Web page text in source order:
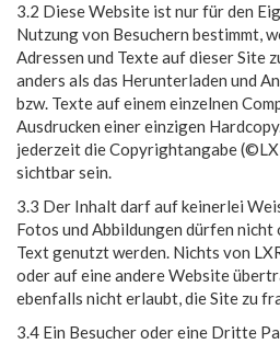
3.2 Diese Website ist nur für den
Nutzung von Besuchern bestimmt,
Adressen und Texte auf dieser Site
anders als das Herunterladen und
bzw. Texte auf einem einzelnen
Ausdrucken einer einzigen
jederzeit die Copyrightangabe
sichtbar sein.
3.3 Der Inhalt darf auf keinerlei
Fotos und Abbildungen dürfen nicht
Text genutzt werden. Nichts von
oder auf eine andere Website
ebenfalls nicht erlaubt, die Site zu
3.4 Ein Besucher oder eine Dritte